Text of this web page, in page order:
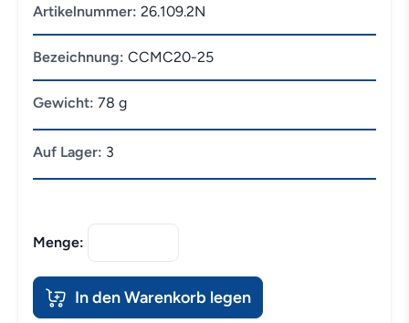
Artikelnummer: 26.109.2N
Bezeichnung: CCMC20-25
Gewicht: 78 g
Auf Lager: 3
Menge:
In den Warenkorb legen